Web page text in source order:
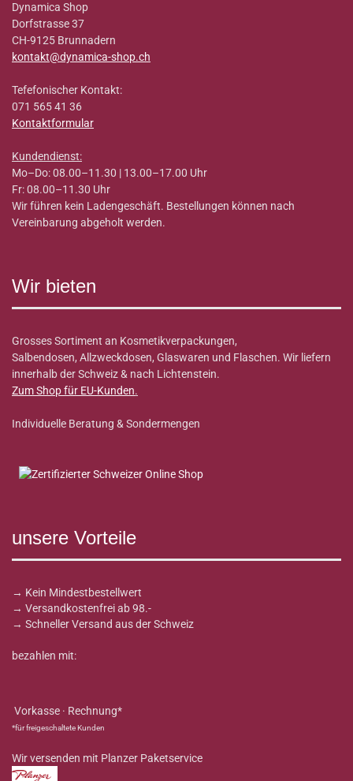
Dynamica Shop
Dorfstrasse 37
CH-9125 Brunnadern
kontakt@dynamica-shop.ch
Tefefonischer Kontakt:
071 565 41 36
Kontaktformular
Kundendienst:
Mo–Do: 08.00–11.30 | 13.00–17.00 Uhr
Fr: 08.00–11.30 Uhr
Wir führen kein Ladengeschäft. Bestellungen können nach
Vereinbarung abgeholt werden.
Wir bieten
Grosses Sortiment an Kosmetikverpackungen,
Salbendosen, Allzweckdosen, Glaswaren und Flaschen. Wir liefern
innerhalb der Schweiz & nach Lichtenstein.
Zum Shop für EU-Kunden.
Individuelle Beratung & Sondermengen
unsere Vorteile
→ Kein Mindestbestellwert
→ Versandkostenfrei ab 98.-
→ Schneller Versand aus der Schweiz
bezahlen mit:
Vorkasse · Rechnung*
*für freigeschaltete Kunden
Wir versenden mit Planzer Paketservice